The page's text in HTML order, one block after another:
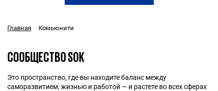
Главная Комьюнити
СООБЩЕСТВО SOK
Это пространство, где вы находите баланс между
саморазвитием, жизнью и работой — и растете во всех сферах